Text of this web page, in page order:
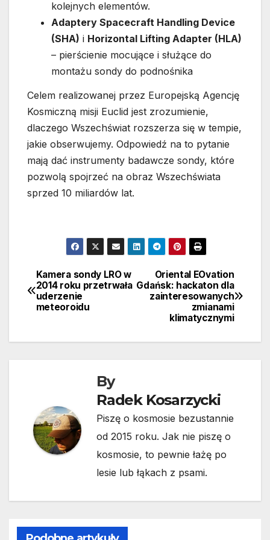
kolejnych elementów.
Adaptery Spacecraft Handling Device
(SHA) i Horizontal Lifting Adapter (HLA)
– pierścienie mocujące i służące do
montażu sondy do podnośnika
Celem realizowanej przez Europejską Agencję
Kosmiczną misji Euclid jest zrozumienie,
dlaczego Wszechświat rozszerza się w tempie,
jakie obserwujemy. Odpowiedź na to pytanie
mają dać instrumenty badawcze sondy, które
pozwolą spojrzeć na obraz Wszechświata
sprzed 10 miliardów lat.
Nawigacja
wpisu
Oriental EOvation
Gdańsk: hackaton dla
zainteresowanych
zmianami
klimatycznymi
Kamera sondy LRO w
2014 roku przetrwała
uderzenie
meteoroidu
By
Radek Kosarzycki
Piszę o kosmosie bezustannie
od 2015 roku. Jak nie piszę o
kosmosie, to pewnie łażę po
lesie lub łąkach z psami.